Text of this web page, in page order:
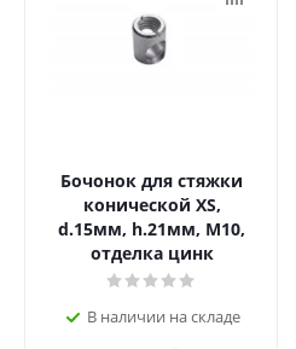
Бочонок для стяжки
конической XS,
d.15мм, h.21мм, M10,
отделка цинк
В наличии на складе